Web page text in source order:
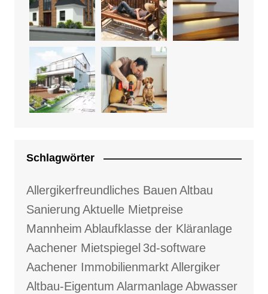
Schlagwörter
Allergikerfreundliches Bauen Altbau
Sanierung Aktuelle Mietpreise
Mannheim Ablaufklasse der Kläranlage
Aachener Mietspiegel 3d-software
Aachener ImmobilienmarktAllergiker
Altbau-Eigentum AlarmanlageAbwasser